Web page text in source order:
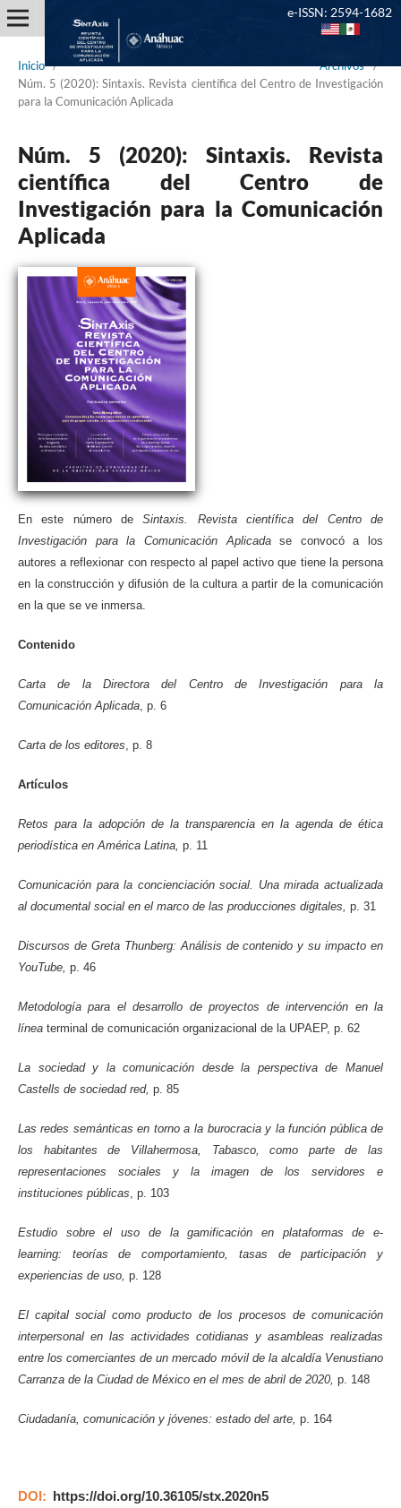
Inicio / Archivos /
Núm. 5 (2020): Sintaxis. Revista científica del Centro de Investigación
para la Comunicación Aplicada
Núm. 5 (2020): Sintaxis. Revista
científica del Centro de
Investigación para la Comunicación
Aplicada
En este número deSintaxis. Revista científica del Centro de
Investigación para la Comunicación Aplicadase convocó a los
autores a reflexionar con respecto al papel activo que tiene la persona
en la construcción y difusión de la cultura a partir de la comunicación
en la que se ve inmersa.
Contenido
Carta de la Directora del Centro de Investigación para la
Comunicación Aplicada, p. 6
Carta de los editores, p. 8
Artículos
Retos para la adopción de la transparencia en la agenda de ética
periodística en América Latina, p. 11
Comunicación para la concienciación social. Una mirada actualizada
al documental social en el marco de las producciones digitales, p. 31
Discursos de Greta Thunberg: Análisis de contenido y su impacto en
YouTube, p. 46
Metodología para el desarrollo de proyectos de intervención en la
líneaterminal de comunicación organizacional de la UPAEP, p. 62
La sociedad y la comunicación desde la perspectiva de Manuel
Castells de sociedad red, p. 85
Las redes semánticas en torno a la burocracia y la función pública de
los habitantes de Villahermosa, Tabasco, como parte de las
representaciones sociales y la imagen de los servidores e
instituciones públicas, p. 103
Estudio sobre el uso de la gamificación en plataformas dee-
learning: teorías de comportamiento, tasas de participación y
experiencias de uso, p. 128
El capital social como producto de los procesos de comunicación
interpersonal en las actividades cotidianas y asambleas realizadas
entre los comerciantes de un mercado móvil de la alcaldía Venustiano
Carranza de la Ciudad de México en el mes de abril de 2020, p. 148
Ciudadanía, comunicación y jóvenes: estado del arte, p. 164
DOI: https://doi.org/10.36105/stx.2020n5
e-ISSN: 2594-1682